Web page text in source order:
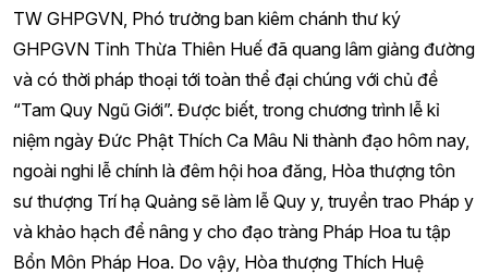
TW GHPGVN, Phó trưởng ban kiêm chánh thư ký
GHPGVN Tỉnh Thừa Thiên Huế đã quang lâm giảng đường
và có thời pháp thoại tới toàn thể đại chúng với chủ đề
“Tam Quy Ngũ Giới”. Được biết, trong chương trình lễ kỉ
niệm ngày Đức Phật Thích Ca Mâu Ni thành đạo hôm nay,
ngoài nghi lễ chính là đêm hội hoa đăng, Hòa thượng tôn
sư thượng Trí hạ Quảng sẽ làm lễ Quy y, truyền trao Pháp y
và khảo hạch để nâng y cho đạo tràng Pháp Hoa tu tập
Bổn Môn Pháp Hoa. Do vậy, Hòa thượng Thích Huệ